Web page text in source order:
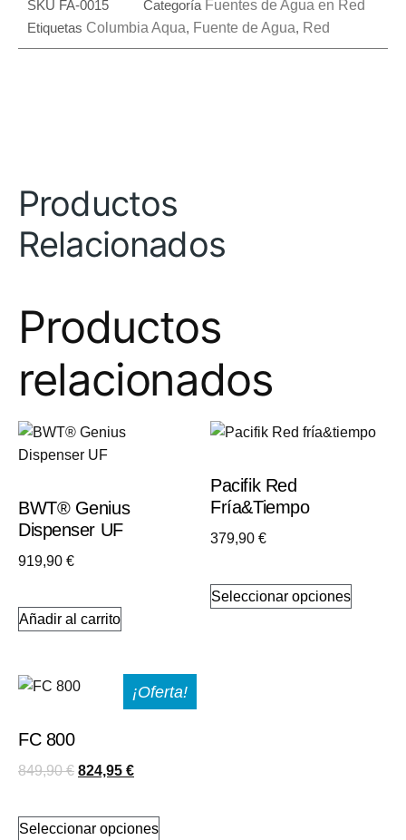
SKU FA-0015 Categoría Fuentes de Agua en Red
Etiquetas Columbia Aqua, Fuente de Agua, Red
Productos
Relacionados
Productos
relacionados
BWT® Genius
Dispenser UF
919,90 €
Añadir al carrito
Pacifik Red
Fría&tiempo
379,90€
Seleccionar opciones
tiene
¡Oferta!
FC 800
849,90€ El
original
824,95 €El
actual
Seleccionar opciones